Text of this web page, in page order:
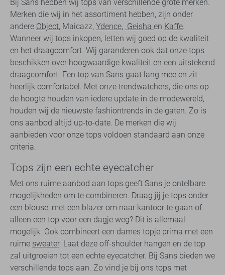
Bij Sans hebben wij tops van verschillende grote merken.
Merken die wij in het assortiment hebben, zijn onder
andere Object, Maicazz, Ydence, Geisha en Kaffe.
Wanneer wij tops inkopen, letten wij goed op de kwaliteit
en het draagcomfort. Wij garanderen ook dat onze tops
beschikken over hoogwaardige kwaliteit en een uitstekend
draagcomfort. Een top van Sans gaat lang mee en zit
heerlijk comfortabel. Met onze trendwatchers, die ons op
de hoogte houden van iedere update in de modewereld,
houden wij de nieuwste fashiontrends in de gaten. Zo is
ons aanbod altijd up-to-date. De merken die wij
aanbieden voor onze tops voldoen standaard aan onze
criteria.
Tops zijn een echte eyecatcher
Met ons ruime aanbod aan tops geeft Sans je ontelbare
mogelijkheden om te combineren. Draag jij je tops onder
een blouse, met een blazer om naar kantoor te gaan of
alleen een top voor een dagje weg? Dit is allemaal
mogelijk. Ook combineert een dames topje prima met een
ruime sweater. Laat deze off-shoulder hangen en de top
zal uitgroeien tot een echte eyecatcher. Bij Sans bieden we
verschillende tops aan. Zo vind je bij ons tops met